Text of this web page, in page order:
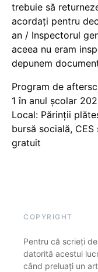
trebuie să
acordați pentru
an / Inspectorul
aceea nu eram
depunem
Program de
1 în anul școlar
Local: Părinții
bursă socială,
gratuit
COPYRIGHT
Pentru că scrieți
datorită acestui
când preluați un